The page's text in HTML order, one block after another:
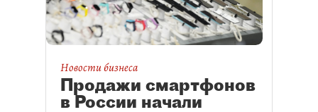
Новости бизнеса
Продажи смартфонов
в России начали